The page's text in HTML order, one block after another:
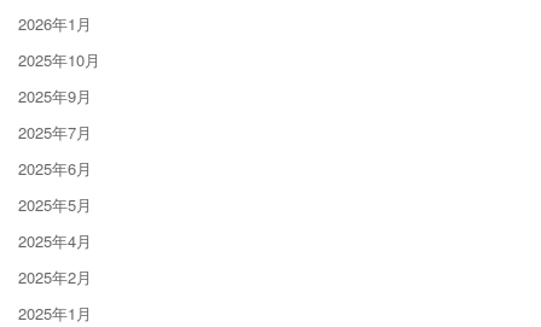
2026年1月
2025年10月
2025年9月
2025年7月
2025年6月
2025年5月
2025年4月
2025年2月
2025年1月